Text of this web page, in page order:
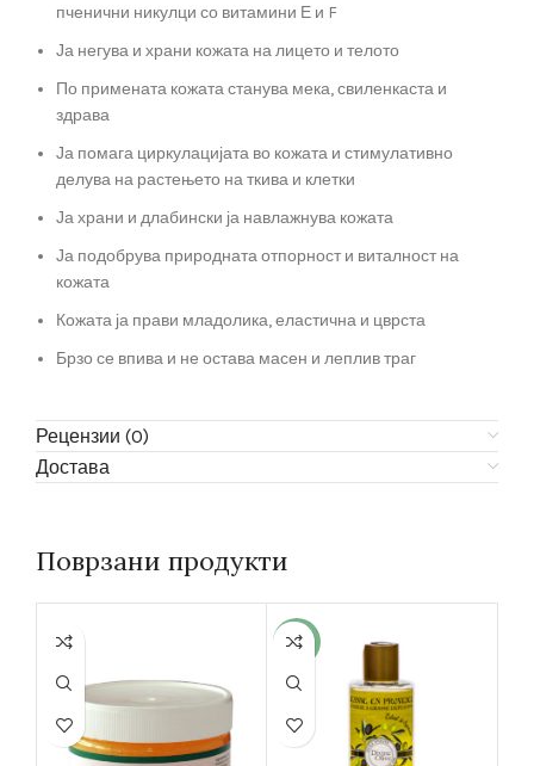
пченични никулци со витамини Е и F
Ја негува и храни кожата на лицето и телото
По примената кожата станува мека, свиленкаста и
здрава
Ја помага циркулацијата во кожата и стимулативно
делува на растењето на ткива и клетки
Ја храни и длабински ја навлажнува кожата
Ја подобрува природната отпорност и виталност на
кожата
Кожата ја прави младолика, еластична и цврста
Брзо се впива и не остава масен и леплив траг
Рецензии (0)
Достава
Поврзани продукти
-10%